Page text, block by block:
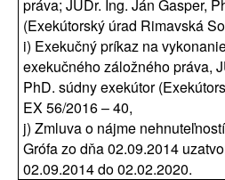
práva; JUDr. Ing. Ján Gasper,
(Exekútorský úrad Rimavská
i) Exekučný príkaz na
exekučného záložného práva,
PhD. súdny exekútor
EX 56/2016 – 40,
j) Zmluva o nájme
Grófa zo dňa 02.09.2014
02.09.2014 do 02.02.2020.